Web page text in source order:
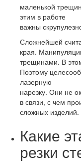
маленькой
этим в работе
важны
Сложнейшей
края.
трещинами. В
Поэтому
лазерную
нарезку. Они не
в связи, с чем
сложных изделий.
Какие
резки